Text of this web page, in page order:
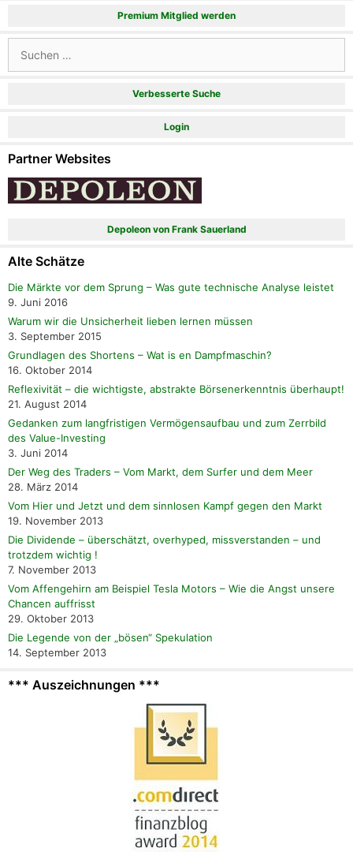
Premium Mitglied werden
nach:
Verbesserte Suche
Login
Partner Websites
Depoleon von Frank Sauerland
Alte Schätze
Die Märkte vor dem Sprung – Was gute technische Analyse leistet
9. Juni 2016
Warum wir die Unsicherheit lieben lernen müssen
3. September 2015
Grundlagen des Shortens – Wat is en Dampfmaschin?
16. Oktober 2014
Reflexivität – die wichtigste, abstrakte Börsenerkenntnis überhaupt!
21. August 2014
Gedanken zum langfristigen Vermögensaufbau und zum Zerrbild
des Value-Investing
3. Juni 2014
Der Weg des Traders – Vom Markt, dem Surfer und dem Meer
28. März 2014
Vom Hier und Jetzt und dem sinnlosen Kampf gegen den Markt
19. November 2013
Die Dividende – überschätzt, overhyped, missverstanden – und
trotzdem wichtig !
7. November 2013
Vom Affengehirn am Beispiel Tesla Motors – Wie die Angst unsere
Chancen auffrisst
29. Oktober 2013
Die Legende von der „bösen“ Spekulation
14. September 2013
*** Auszeichnungen ***